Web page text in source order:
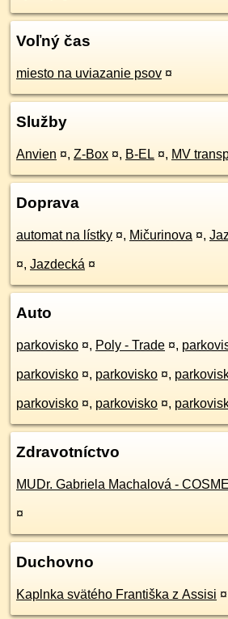
Voľný čas
miesto na uviazanie psov ¤
Služby
Anvien ¤, Z-Box ¤, B-EL ¤, MV
Doprava
automat na lístky ¤, Mičurinova ¤,
¤, Jazdecká ¤
Auto
parkovisko ¤, Poly - Trade ¤,
parkovisko ¤, parkovisko ¤,
parkovisko ¤, parkovisko ¤,
Zdravotníctvo
MUDr. Gabriela Machalová -
¤
Duchovno
Kaplnka svätého Františka z Assisi ¤